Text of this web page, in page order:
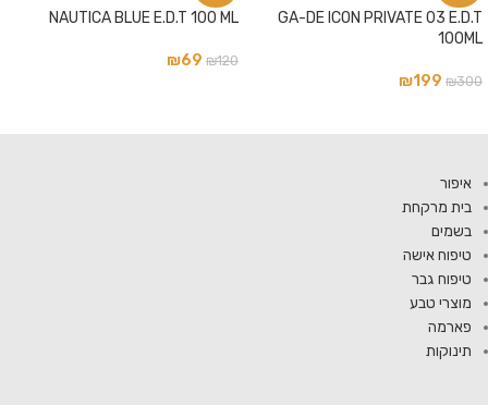
GA-DE ICON PRIVATE 03 E.D.T
100ML
₪300
₪199
NAUTICA BLUE E.D.T 100 ML
₪120
₪69
איפור
בית מרקחת
בשמים
טיפוח אישה
טיפוח גבר
מוצרי טבע
פארמה
תינוקות